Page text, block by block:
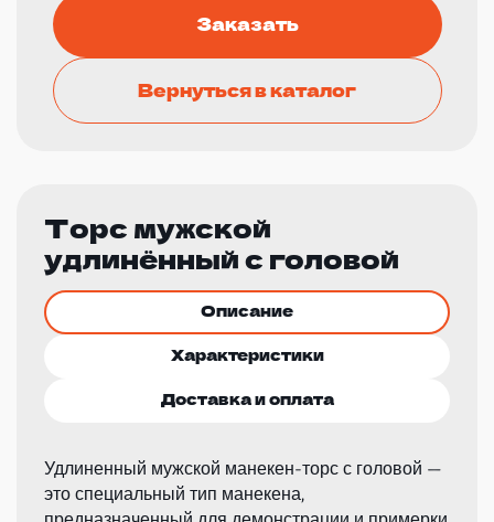
Заказать
Вернуться в каталог
Торс мужской
удлинённый с головой
Описание
Характеристики
Доставка и оплата
Удлиненный мужской манекен-торс с головой —
это специальный тип манекена,